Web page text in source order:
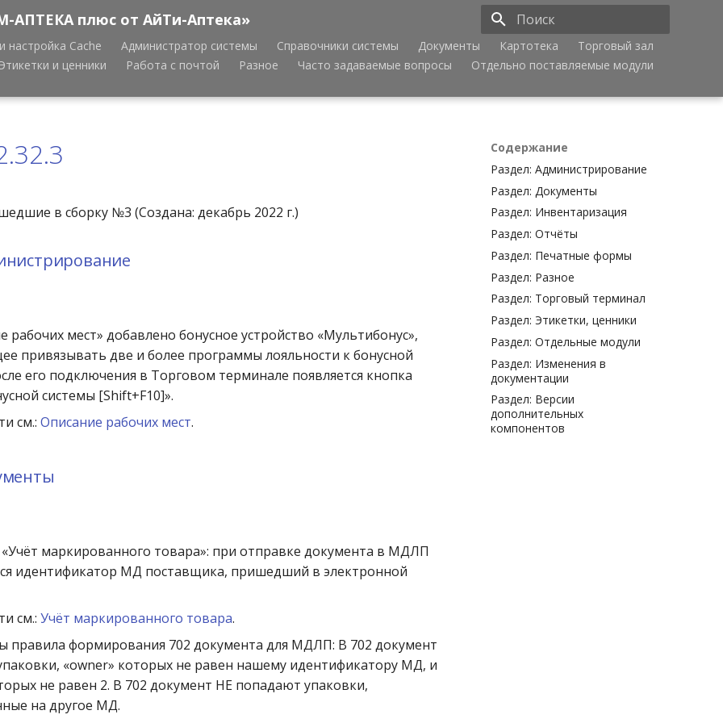
АПТЕКА плюс от АйТи-Аптека»
Инициализация поиска
настройка Cache Администратор системы Справочники системы Документы Картотека
Торговый зал
Этикетки и ценники Работа с почтой Разное Часто задаваемые вопросы
Отдельно поставляемые модули
Содержание
Раздел: Администрирование
Раздел: Документы
Раздел: Инвентаризация
Раздел: Отчёты
Раздел: Печатные формы
Раздел: Разное
Раздел: Торговый терминал
Раздел: Этикетки, ценники
Раздел: Отдельные модули
Раздел: Изменения в
документации
Раздел: Версии
дополнительных
компонентов
в сборку №3 (Создана: декабрь 2022 г.)
рабочих мест» добавлено бонусное устройство «Мультибонус»,
привязывать две и более программы лояльности к бонусной
его подключения в Торговом терминале появляется кнопка
системы [Shift+F10]».
см.: Описание рабочих мест.
маркированного товара»: при отправке документа в МДЛП
идентификатор МД поставщика, пришедший в электронной
см.: Учёт маркированного товара.
правила формирования 702 документа для МДЛП: В 702 документ
«owner» которых не равен нашему идентификатору МД, и
не равен 2. В 702 документ НЕ попадают упаковки,
на другое МД.